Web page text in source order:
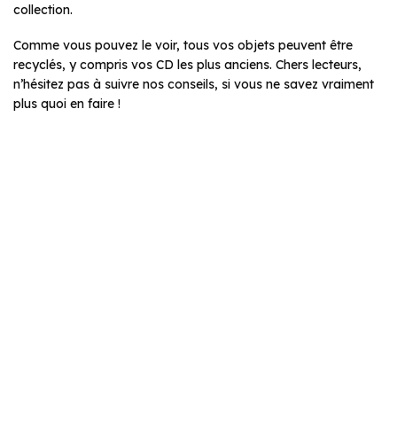
collection.
Comme vous pouvez le voir, tous vos objets peuvent être
recyclés, y compris vos CD les plus anciens. Chers lecteurs,
n’hésitez pas à suivre nos conseils, si vous ne savez vraiment
plus quoi en faire !